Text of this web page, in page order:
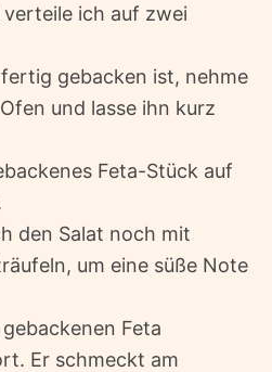
verteile ich auf zwei
gebacken ist, nehme
und lasse ihn kurz
Feta-Stück auf
den Salat noch mit
um eine süße Note
Feta
Er schmeckt am